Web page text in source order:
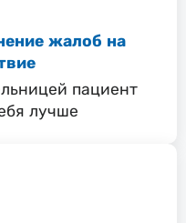
жалоб на
пациент
лучше